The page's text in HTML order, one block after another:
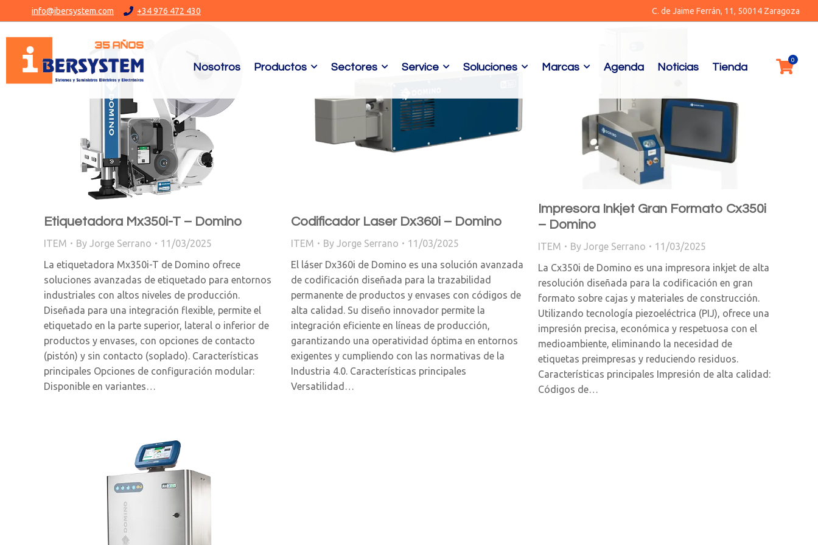
info@ibersystem.com +34 976 472 430 C. de Jaime Ferrán, 11, 50014 Zaragoza
Nosotros Productos Sectores Service Soluciones Marcas Agenda Noticias Tienda
Etiquetadora Mx350i-T – Domino
ITEM By Jorge Serrano
11/03/2025
La etiquetadora Mx350i-T de Domino ofrece
soluciones avanzadas de etiquetado para entornos
industriales con altos niveles de producción.
Diseñada para una integración flexible, permite el
etiquetado en la parte superior, lateral o inferior de
productos y envases, con opciones de contacto
(pistón) y sin contacto (soplado). Características
principales Opciones de configuración modular:
Disponible en variantes…
Codificador Laser Dx360i – Domino
ITEM By Jorge Serrano
11/03/2025
El láser Dx360i de Domino es una solución avanzada
de codificación diseñada para la trazabilidad
permanente de productos y envases con códigos de
alta calidad. Su diseño innovador permite la
integración eficiente en líneas de producción,
garantizando una operatividad óptima en entornos
exigentes y cumpliendo con las normativas de la
Industria 4.0. Características principales
Versatilidad…
Impresora Inkjet Gran Formato Cx350i
– Domino
ITEM By Jorge Serrano
11/03/2025
La Cx350i de Domino es una impresora inkjet de alta
resolución diseñada para la codificación en gran
formato sobre cajas y materiales de construcción.
Utilizando tecnología piezoeléctrica (PIJ), ofrece una
impresión precisa, económica y respetuosa con el
medioambiente, eliminando la necesidad de
etiquetas preimpresas y reduciendo residuos.
Características principales Impresión de alta calidad:
Códigos de…